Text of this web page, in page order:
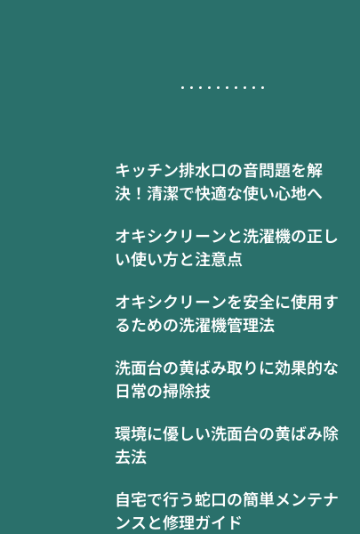
キッチン排水口の音問題を解
決！清潔で快適な使い心地へ
オキシクリーンと洗濯機の正し
い使い方と注意点
オキシクリーンを安全に使用す
るための洗濯機管理法
洗面台の黄ばみ取りに効果的な
日常の掃除技
環境に優しい洗面台の黄ばみ除
去法
自宅で行う蛇口の簡単メンテナ
ンスと修理ガイド